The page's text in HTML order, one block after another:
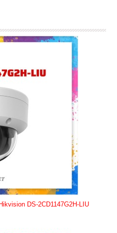
DS-2CD1147G2H-LIU